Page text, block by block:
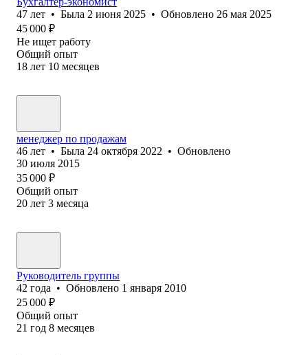
47 лет • Была 2 июня 2025 • Обновлено 26 мая 2025
45 000 ₽
Не ищет работу
Общий опыт
18 лет 10 месяцев
менеджер по продажам
46 лет • Была 24 октября 2022 • Обновлено
30 июля 2015
35 000 ₽
Общий опыт
20 лет 3 месяца
Руководитель группы
42 года • Обновлено 1 января 2010
25 000 ₽
Общий опыт
21 год 8 месяцев